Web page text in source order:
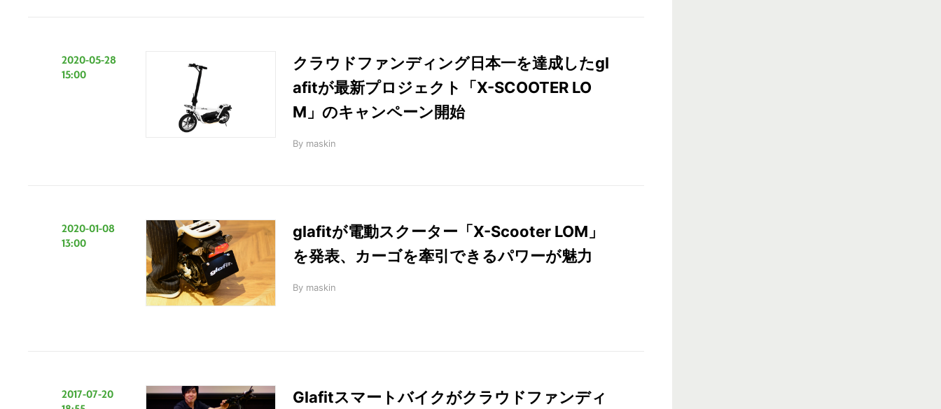
2020-05-28
15:00
クラウドファンディング日本一を達成したgl
afitが最新プロジェクト「X-SCOOTER LO
M」のキャンペーン開始
By maskin
2020-01-08
13:00
glafitが電動スクーター「X-Scooter LOM」
を発表、カーゴを牽引できるパワーが魅力
By maskin
2017-07-20
Glafitスマートバイクがクラウドファンディ